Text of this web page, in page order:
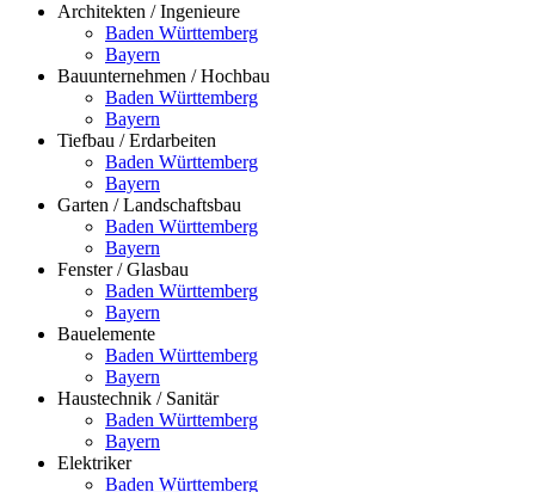
Architekten / Ingenieure
Baden Württemberg
Bayern
Bauunternehmen / Hochbau
Baden Württemberg
Bayern
Tiefbau / Erdarbeiten
Baden Württemberg
Bayern
Garten / Landschaftsbau
Baden Württemberg
Bayern
Fenster / Glasbau
Baden Württemberg
Bayern
Bauelemente
Baden Württemberg
Bayern
Haustechnik / Sanitär
Baden Württemberg
Bayern
Elektriker
Baden Württemberg